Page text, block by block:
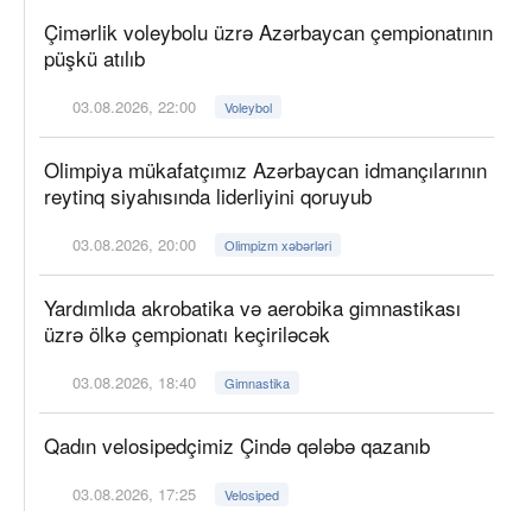
Çimərlik voleybolu üzrə Azərbaycan çempionatının
püşkü atılıb
03.08.2026, 22:00 Voleybol
Olimpiya mükafatçımız Azərbaycan idmançılarının
reytinq siyahısında liderliyini qoruyub
03.08.2026, 20:00 Olimpizm xəbərləri
Yardımlıda akrobatika və aerobika gimnastikası
üzrə ölkə çempionatı keçiriləcək
03.08.2026, 18:40 Gimnastika
Qadın velosipedçimiz Çində qələbə qazanıb
03.08.2026, 17:25 Velosiped